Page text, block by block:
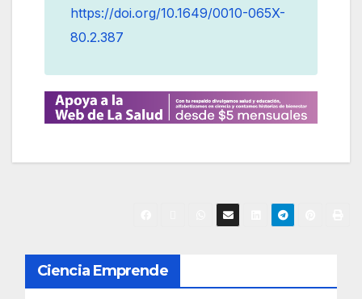
https://doi.org/10.1649/0010-065X-
80.2.387
N
a
Ciencia Emprende